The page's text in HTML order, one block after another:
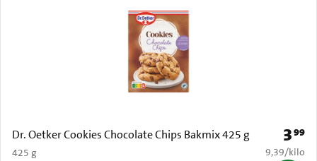
Dr. Oetker Cookies Chocolate Chips Bakmix 425 g
425 g
Prijs:
399
€ 9,39 per
9,39/kilo